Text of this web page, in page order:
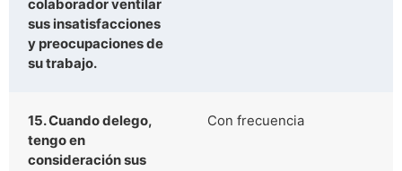
colaborador ventilar
sus insatisfacciones
y preocupaciones de
su trabajo.
15. Cuando delego,
tengo en
consideración sus
Con frecuencia